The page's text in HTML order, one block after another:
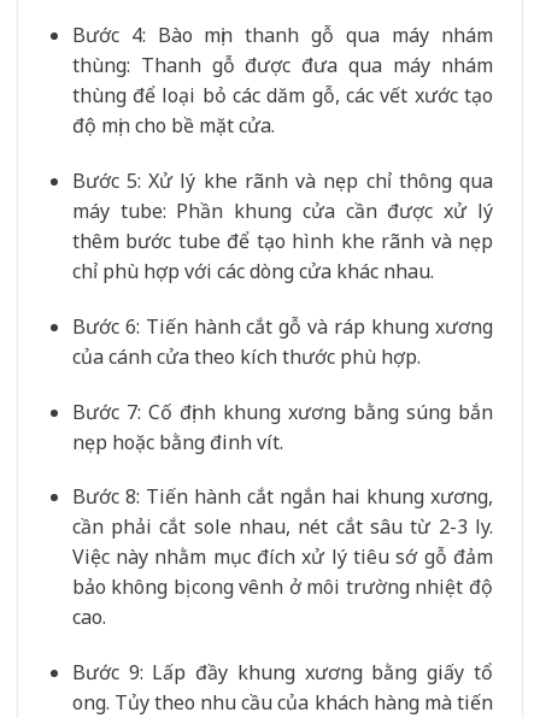
Bước 4: Bào mịn thanh gỗ qua máy nhám
thùng: Thanh gỗ được đưa qua máy nhám
thùng để loại bỏ các dăm gỗ, các vết xước tạo
độ mịn cho bề mặt cửa.
Bước 5: Xử lý khe rãnh và nẹp chỉ thông qua
máy tube: Phần khung cửa cần được xử lý
thêm bước tube để tạo hình khe rãnh và nẹp
chỉ phù hợp với các dòng cửa khác nhau.
Bước 6: Tiến hành cắt gỗ và ráp khung xương
của cánh cửa theo kích thước phù hợp.
Bước 7: Cố định khung xương bằng súng bắn
nẹp hoặc bằng đinh vít.
Bước 8: Tiến hành cắt ngắn hai khung xương,
cần phải cắt sole nhau, nét cắt sâu từ 2-3 ly.
Việc này nhằm mục đích xử lý tiêu sớ gỗ đảm
bảo không bị cong vênh ở môi trường nhiệt độ
cao.
Bước 9: Lấp đầy khung xương bằng giấy tổ
ong. Tủy theo nhu cầu của khách hàng mà tiến